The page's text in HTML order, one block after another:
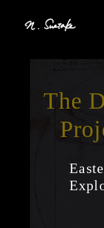
content
The